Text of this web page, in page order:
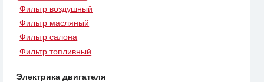
Фильтр воздушный
Фильтр масляный
Фильтр салона
Фильтр топливный
Электрика двигателя